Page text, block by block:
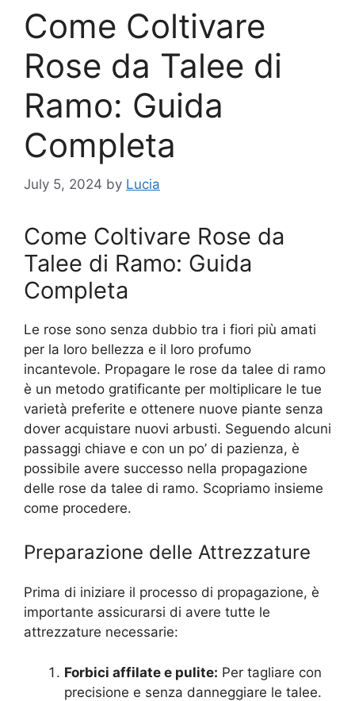
Come Coltivare
Rose da Talee di
Ramo: Guida
Completa
July 5, 2024 by Lucia
Come Coltivare Rose da
Talee di Ramo: Guida
Completa
Le rose sono senza dubbio tra i fiori più amati
per la loro bellezza e il loro profumo
incantevole. Propagare le rose da talee di ramo
è un metodo gratificante per moltiplicare le tue
varietà preferite e ottenere nuove piante senza
dover acquistare nuovi arbusti. Seguendo alcuni
passaggi chiave e con un po’ di pazienza, è
possibile avere successo nella propagazione
delle rose da talee di ramo. Scopriamo insieme
come procedere.
Preparazione delle Attrezzature
Prima di iniziare il processo di propagazione, è
importante assicurarsi di avere tutte le
attrezzature necessarie:
Forbici affilate e pulite: Per tagliare con
precisione e senza danneggiare le talee.